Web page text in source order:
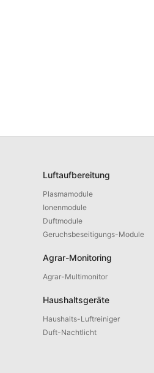
Luftaufbereitung
Plasmamodule
Ionenmodule
Duftmodule
Geruchsbeseitigungs-Module
Agrar-Monitoring
Agrar-Multimonitor
Haushaltsgeräte
Haushalts-Luftreiniger
Duft-Nachtlicht